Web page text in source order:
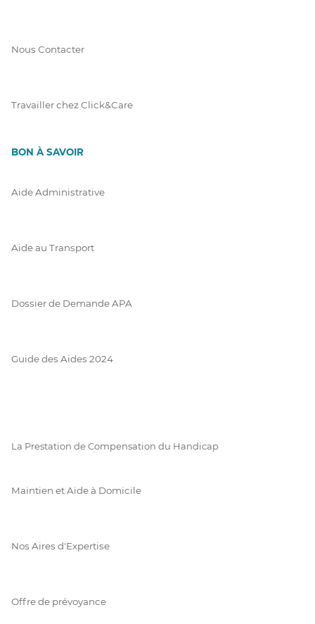
Nous Contacter
Travailler chez Click&Care
BON À SAVOIR
Aide Administrative
Aide au Transport
Dossier de Demande APA
Guide des Aides 2024
La Prestation de Compensation du Handicap
Maintien et Aide à Domicile
Nos Aires d'Expertise
Offre de prévoyance